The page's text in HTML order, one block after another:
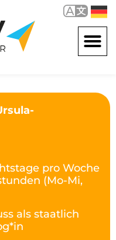
pro Woche
(Mo-Mi,
als staatlich